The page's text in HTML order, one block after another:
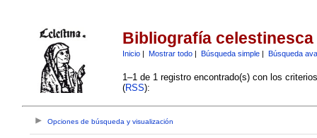
Bibliografía celestinesca
Inicio| Mostrar todo| Búsqueda simple| Búsqueda
1–1 de 1 registro encontrado(s) con los
(RSS):
Opciones de búsqueda y visualización